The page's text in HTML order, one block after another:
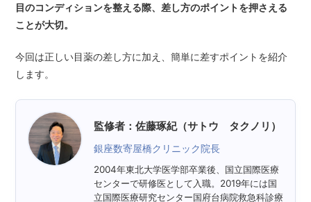
目のコンディションを整える際、差し方のポイントを押さえる
ことが大切。
今回は正しい目薬の差し方に加え、簡単に差すポイントを紹介
します。
監修者：佐藤琢紀（サトウ タクノリ）
銀座数寄屋橋クリニック院長
2004年東北大学医学部卒業後、国立国際医療
センターで研修医として入職。2019年には国
立国際医療研究センター国府台病院救急科診療